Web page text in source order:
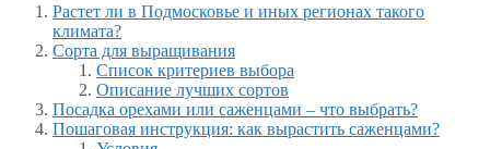
Растет ли в Подмосковье и иных регионах такого
климата?
Сорта для выращивания
Список критериев выбора
Описание лучших сортов
Посадка орехами или саженцами – что выбрать?
Пошаговая инструкция: как вырастить саженцами?